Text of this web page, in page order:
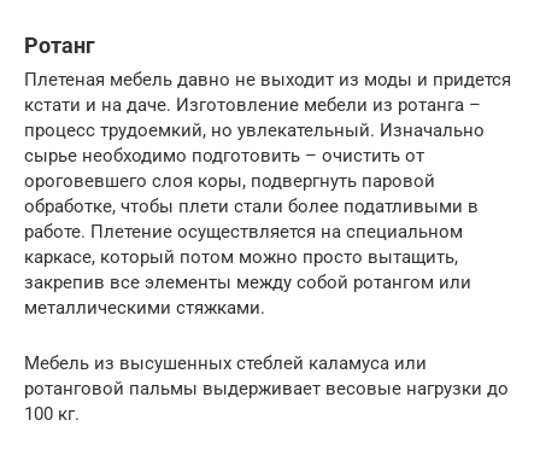
Ротанг
Плетеная мебель давно не выходит из моды и придется
кстати и на даче. Изготовление мебели из ротанга –
процесс трудоемкий, но увлекательный. Изначально
сырье необходимо подготовить – очистить от
ороговевшего слоя коры, подвергнуть паровой
обработке, чтобы плети стали более податливыми в
работе. Плетение осуществляется на специальном
каркасе, который потом можно просто вытащить,
закрепив все элементы между собой ротангом или
металлическими стяжками.
Мебель из высушенных стеблей каламуса или
ротанговой пальмы выдерживает весовые нагрузки до
100 кг.